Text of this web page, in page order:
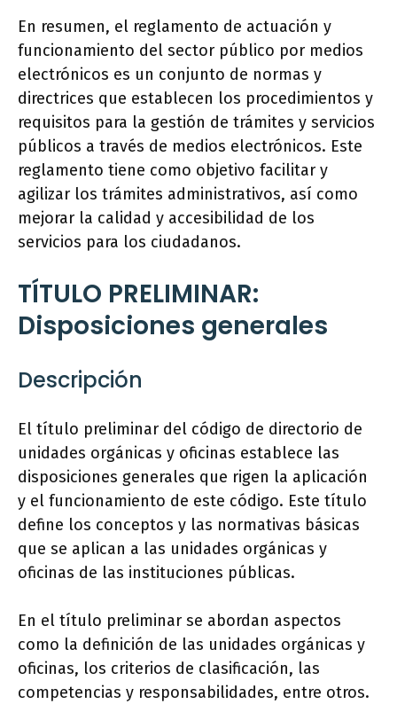
En resumen, el reglamento de actuación y
funcionamiento del sector público por medios
electrónicos es un conjunto de normas y
directrices que establecen los procedimientos y
requisitos para la gestión de trámites y servicios
públicos a través de medios electrónicos. Este
reglamento tiene como objetivo facilitar y
agilizar los trámites administrativos, así como
mejorar la calidad y accesibilidad de los
servicios para los ciudadanos.
TÍTULO PRELIMINAR:
Disposiciones generales
Descripción
El título preliminar del código de directorio de
unidades orgánicas y oficinas establece las
disposiciones generales que rigen la aplicación
y el funcionamiento de este código. Este título
define los conceptos y las normativas básicas
que se aplican a las unidades orgánicas y
oficinas de las instituciones públicas.
En el título preliminar se abordan aspectos
como la definición de las unidades orgánicas y
oficinas, los criterios de clasificación, las
competencias y responsabilidades, entre otros.